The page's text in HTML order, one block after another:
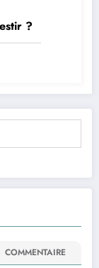
?
COMMENTAIRE